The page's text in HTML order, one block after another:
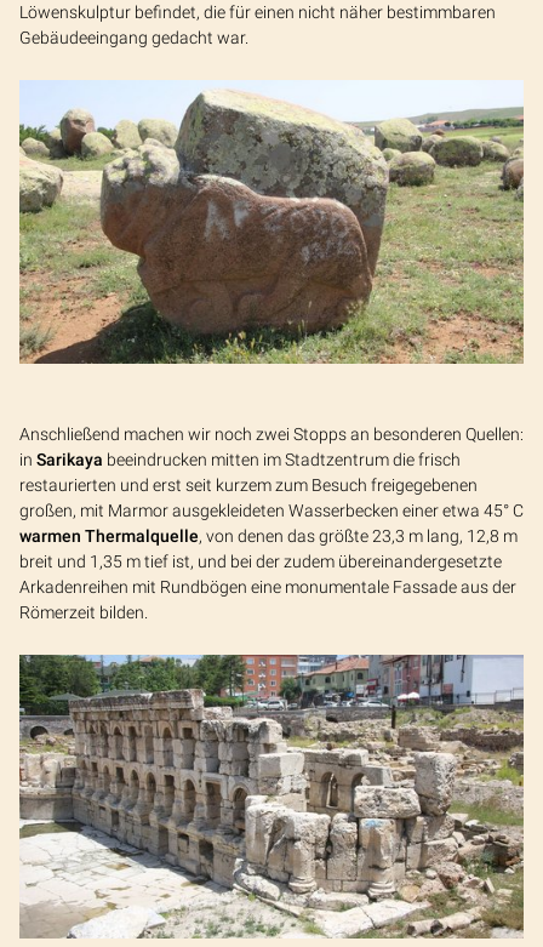
Löwenskulptur befindet, die für einen nicht näher bestimmbaren
Gebäudeeingang gedacht war.
Anschließend machen wir noch zwei Stopps an besonderen Quellen:
in Sarikaya beeindrucken mitten im Stadtzentrum die frisch
restaurierten und erst seit kurzem zum Besuch freigegebenen
großen, mit Marmor ausgekleideten Wasserbecken einer etwa 45° C
warmen Thermalquelle, von denen das größte 23,3 m lang, 12,8 m
breit und 1,35 m tief ist, und bei der zudem übereinandergesetzte
Arkadenreihen mit Rundbögen eine monumentale Fassade aus der
Römerzeit bilden.